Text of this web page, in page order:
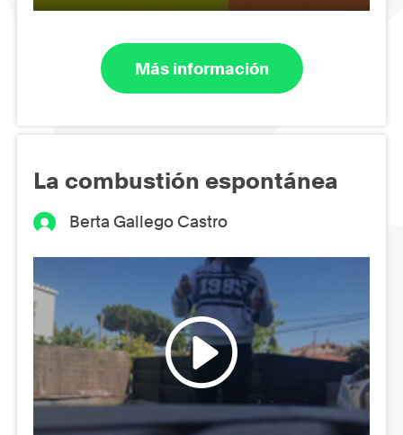
Más información
La combustión espontánea
Berta Gallego Castro